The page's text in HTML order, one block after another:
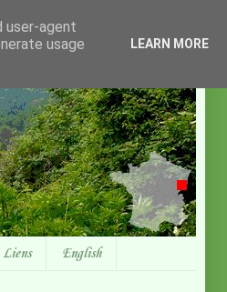
Liens English
user-agent
usage
LEARN MORE